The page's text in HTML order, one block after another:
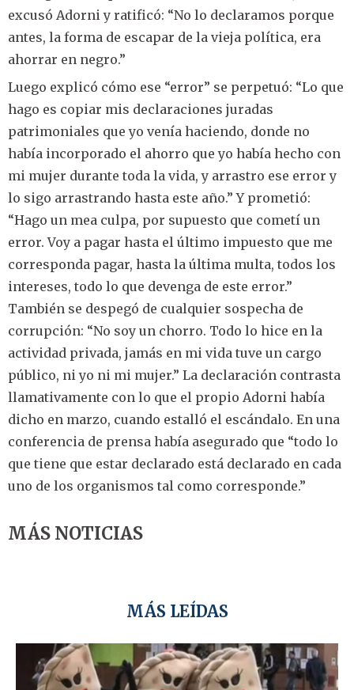
excusó Adorni y ratificó: “No lo declaramos porque
antes, la forma de escapar de la vieja política, era
ahorrar en negro.”
Luego explicó cómo ese “error” se perpetuó: “Lo que
hago es copiar mis declaraciones juradas
patrimoniales que yo venía haciendo, donde no
había incorporado el ahorro que yo había hecho con
mi mujer durante toda la vida, y arrastro ese error y
lo sigo arrastrando hasta este año.” Y prometió:
“Hago un mea culpa, por supuesto que cometí un
error. Voy a pagar hasta el último impuesto que me
corresponda pagar, hasta la última multa, todos los
intereses, todo lo que devenga de este error.”
También se despegó de cualquier sospecha de
corrupción: “No soy un chorro. Todo lo hice en la
actividad privada, jamás en mi vida tuve un cargo
público, ni yo ni mi mujer.” La declaración contrasta
llamativamente con lo que el propio Adorni había
dicho en marzo, cuando estalló el escándalo. En una
conferencia de prensa había asegurado que “todo lo
que tiene que estar declarado está declarado en cada
uno de los organismos tal como corresponde.”
MÁS NOTICIAS
MÁS LEÍDAS